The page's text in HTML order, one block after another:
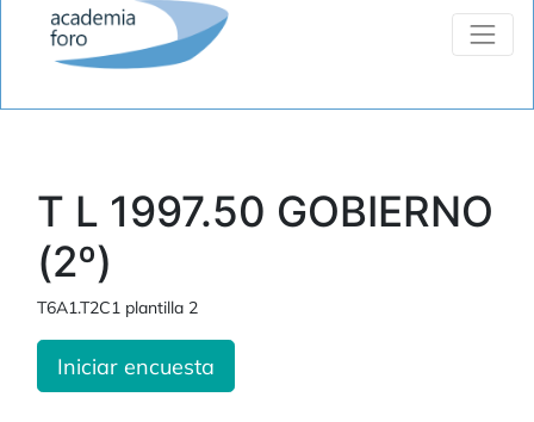
T L 1997.50 GOBIERNO
(2º)
T6A1.T2C1 plantilla 2
Iniciar encuesta